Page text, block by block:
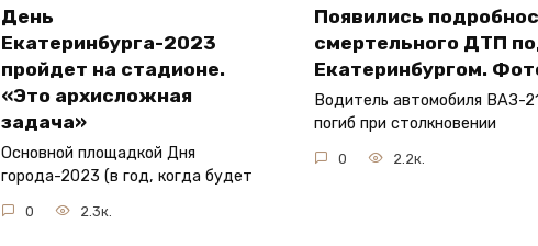
День
Екатеринбурга-2023
пройдет на стадионе.
«Это архисложная
задача»
Основной площадкой Дня
города-2023 (в год, когда будет
0 2.3к.
Появились
смертельного ДТП
Екатеринбургом.
Водитель автомобиля ВАЗ-
погиб при столкновении
0 2.2к.